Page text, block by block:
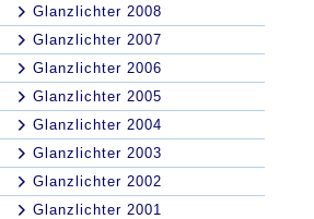
Glanzlichter 2008
Glanzlichter 2007
Glanzlichter 2006
Glanzlichter 2005
Glanzlichter 2004
Glanzlichter 2003
Glanzlichter 2002
Glanzlichter 2001